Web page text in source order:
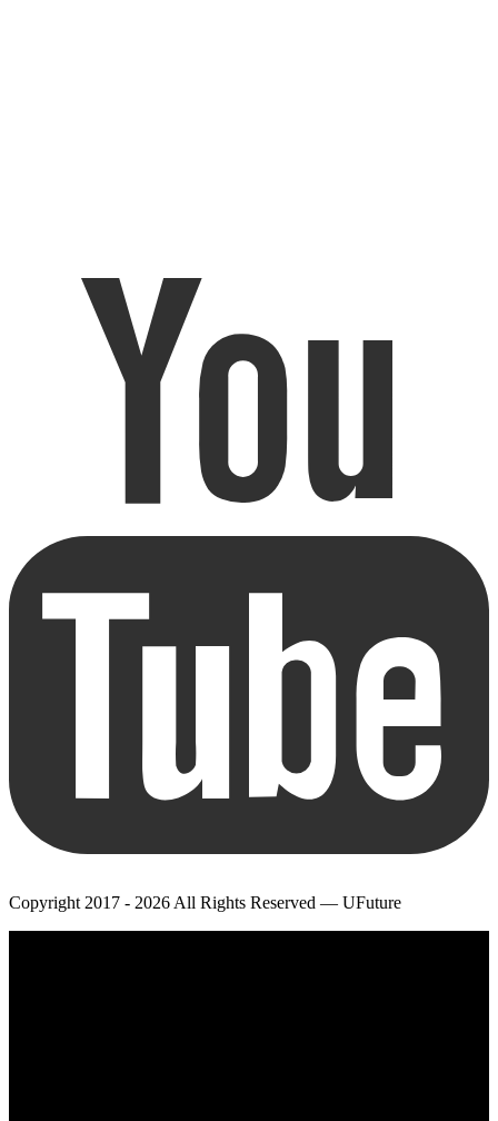
Copyright 2017 - 2026 All Rights Reserved — UFuture